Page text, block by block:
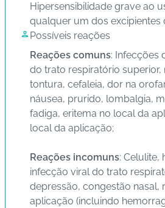
ú
d
e
A
B
e
e
p
B
lo
g
Hipersensibilidade grave ao
qualquer um dos excipientes
Possíveis reações
Reações comuns: Infecções
do trato respiratório superior,
tontura, cefaleia, dor na
náusea, prurido, lombalgia,
fadiga, eritema no local da
local da aplicação;
Reações incomuns: Celulite,
infecção viral do trato
depressão, congestão nasal,
aplicação (incluindo